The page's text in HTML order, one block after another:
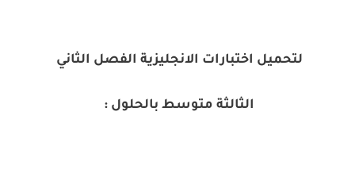
لتحميل اختبارات الانجليزية الفصل الثاني
الثالثة متوسط بالحلول :